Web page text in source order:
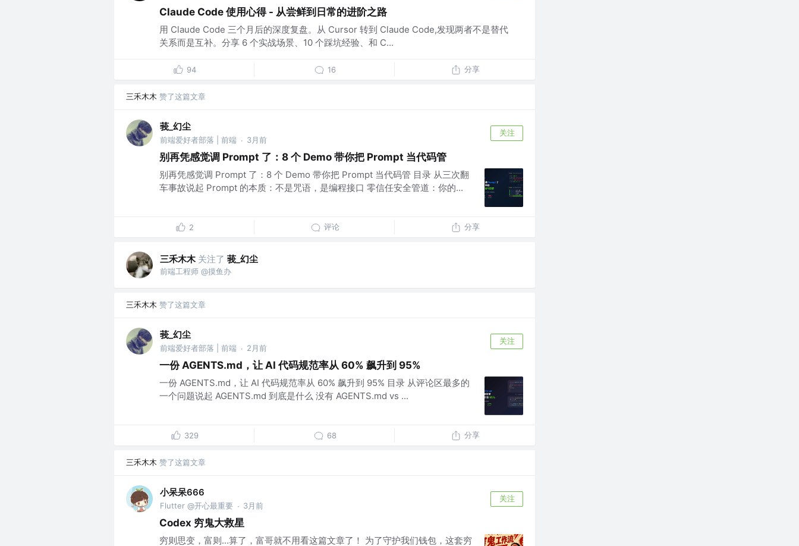
Claude Code 使用心得 - 从尝鲜到日常的进阶之路
用 Claude Code 三个月后的深度复盘。从 Cursor 转到 Claude Code,发现两者不是替代
关系而是互补。分享 6 个实战场景、10 个踩坑经验、和 C...
94 16 分享
三禾木木 赞了这篇文章
莪_幻尘
前端爱好者部落 | 前端 · 3月前
关注
别再凭感觉调 Prompt 了：8 个 Demo 带你把 Prompt 当代码管
别再凭感觉调 Prompt 了：8 个 Demo 带你把 Prompt 当代码管 目录 从三次翻
车事故说起 Prompt 的本质：不是咒语，是编程接口 零信任安全管道：你的...
2 评论 分享
三禾木木 关注了 莪_幻尘
前端工程师 @摸鱼办
三禾木木 赞了这篇文章
莪_幻尘
前端爱好者部落 | 前端 · 2月前
关注
一份 AGENTS.md，让 AI 代码规范率从 60% 飙升到 95%
一份 AGENTS.md，让 AI 代码规范率从 60% 飙升到 95% 目录 从评论区最多的
一个问题说起 AGENTS.md 到底是什么 没有 AGENTS.md vs ...
329 68 分享
三禾木木 赞了这篇文章
小呆呆666
Flutter @开心最重要 · 3月前
关注
Codex 穷鬼大救星
穷则思变，富则...算了，富哥就不用看这篇文章了！ 为了守护我们钱包，这套穷